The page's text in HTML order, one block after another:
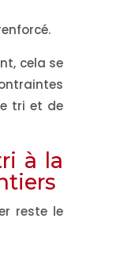
cela se
tri et de
à la
reste le